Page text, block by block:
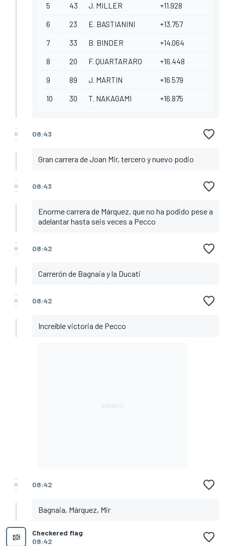
5 43 J. MILLER +11.928
6 23 E. BASTIANINI +13.757
7 33 B. BINDER +14.064
8 20 F. QUARTARARO +16.448
9 89 J. MARTIN +16.579
10 30 T. NAKAGAMI +16.875
08:43
Gran carrera de Joan Mir, tercero y nuevo podio
08:43
Enorme carrera de Márquez, que no ha podido pese a
adelantar hasta seis veces a Pecco
08:42
Carrerón de Bagnaia y la Ducati
08:42
Increíble victoria de Pecco
08:42
Bagnaia, Márquez, Mir
Checkered flag
08:42